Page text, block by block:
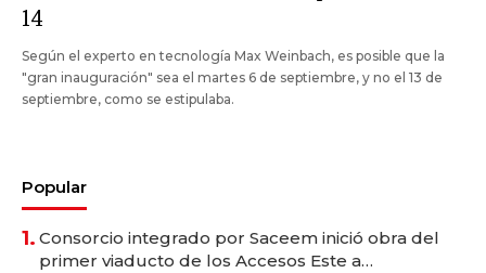
14
Según el experto en tecnología Max Weinbach, es posible que la
"gran inauguración" sea el martes 6 de septiembre, y no el 13 de
septiembre, como se estipulaba.
Popular
1. Consorcio integrado por Saceem inició obra del
primer viaducto de los Accesos Este a